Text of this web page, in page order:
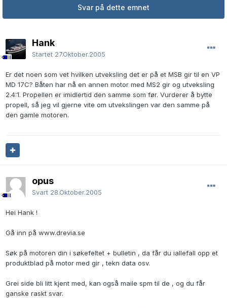
Svar på dette emnet
Hank
Startet 27.Oktober.2005
Er det noen som vet hvilken utveksling det er på et MSB gir til en VP
MD 17C? Båten har nå en annen motor med MS2 gir og utveksling
2.4:1. Propellen er imidlertid den samme som før. Vurderer å bytte
propell, så jeg vil gjerne vite om utvekslingen var den samme på
den gamle motoren.
opus
Svart 28.Oktober.2005
Hei Hank !
Gå inn på www.drevia.se
Søk på motoren din i søkefeltet + bulletin , da får du iallefall opp et
produktblad på motor med gir , tekn data osv.
Grei side bli litt kjent med, kan også maile spm til de , og du får
ganske raskt svar.